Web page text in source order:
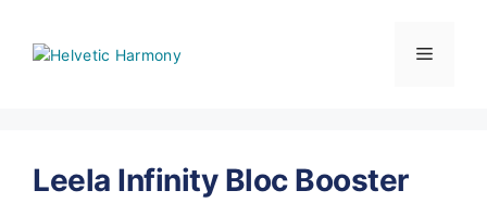
springen
Menü
Leela Infinity Bloc Booster